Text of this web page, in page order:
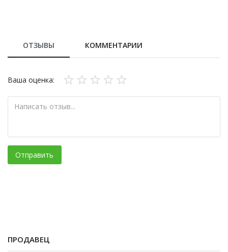
ОТЗЫВЫ КОММЕНТАРИИ
Ваша оценка:
Отправить
ПРОДАВЕЦ